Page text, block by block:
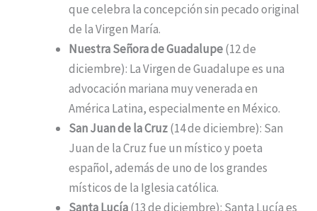
que celebra la concepción sin pecado original
de la Virgen María.
Nuestra Señora de Guadalupe(12 de
diciembre): La Virgen de Guadalupe es una
advocación mariana muy venerada en
América Latina, especialmente en México.
San Juan de la Cruz(14 de diciembre): San
Juan de la Cruz fue un místico y poeta
español, además de uno de los grandes
místicos de la Iglesia católica.
Santa Lucía(13 de diciembre): Santa Lucía es